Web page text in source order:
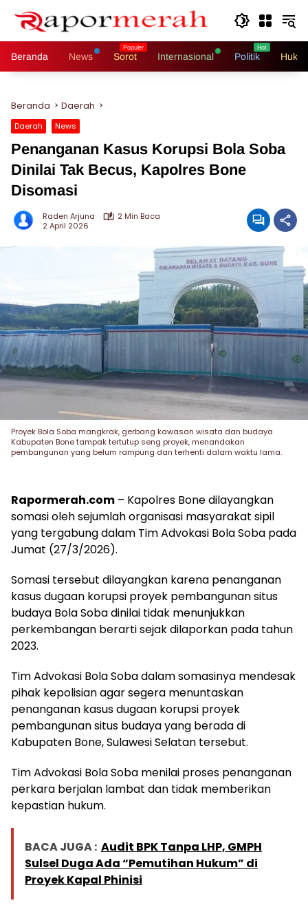
Beranda News Sorot Internasional Politik
Beranda Daerah
Daerah News
Penanganan Kasus Korupsi Bola Soba
Dinilai Tak Becus, Kapolres Bone
Disomasi
Raden Arjuna
2 Min Baca
2 April 2026
Proyek Bola Soba mangkrak, gerbang kawasan wisata dan budaya
Kabupaten Bone tampak tertutup seng proyek, menandakan
pembangunan yang belum rampung dan terhenti dalam waktu lama.
Rapormerah.com – Kapolres Bone dilayangkan
somasi oleh sejumlah organisasi masyarakat sipil
yang tergabung dalam Tim Advokasi Bola Soba pada
Jumat (27/3/2026).
Somasi tersebut dilayangkan karena penanganan
kasus dugaan korupsi proyek pembangunan situs
budaya Bola Soba dinilai tidak menunjukkan
perkembangan berarti sejak dilaporkan pada tahun
2023.
Tim Advokasi Bola Soba dalam somasinya mendesak
pihak kepolisian agar segera menuntaskan
penanganan kasus dugaan korupsi proyek
pembangunan situs budaya yang berada di
Kabupaten Bone, Sulawesi Selatan tersebut.
Tim Advokasi Bola Soba menilai proses penanganan
perkara berjalan lambat dan tidak memberikan
kepastian hukum.
BACA JUGA : Audit BPK Tanpa LHP, GMPH
Sulsel Duga Ada “Pemutihan Hukum” di
Proyek Kapal Phinisi